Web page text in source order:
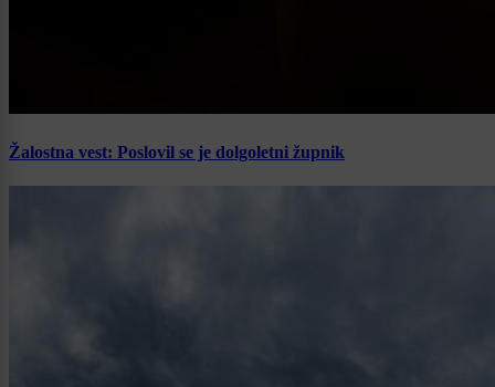
Žalostna vest: Poslovil se je dolgoletni župnik